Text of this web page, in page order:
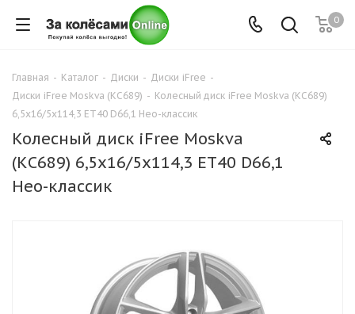
0
Главная - Каталог - Диски - Диски iFree -
Диски iFree Moskva (КС689) - Колесный диск iFree Moskva (КС689)
6,5x16/5x114,3 ET40 D66,1 Нео-классик
Колесный диск iFree Moskva
(КС689) 6,5x16/5x114,3 ET40 D66,1
Нео-классик